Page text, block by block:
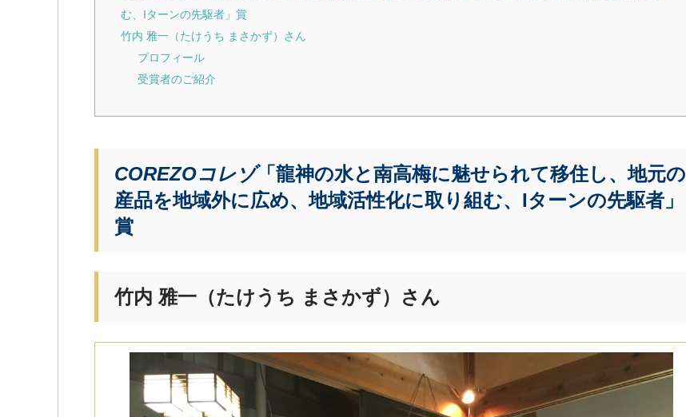
む、Iターンの先駆者」賞
竹内 雅一（たけうち まさかず）さん
プロフィール
受賞者のご紹介
COREZOコレゾ「龍神の水と南高梅に魅せられて移住し、地元の
産品を地域外に広め、地域活性化に取り組む、Iターンの先駆者」
賞
竹内 雅一（たけうち まさかず）さん